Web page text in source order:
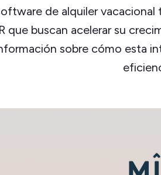
de alquiler vacacional
que buscan acelerar su
sobre cómo esta